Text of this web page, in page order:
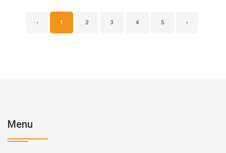
‹ 1 2 3 4 5 ›
Menu